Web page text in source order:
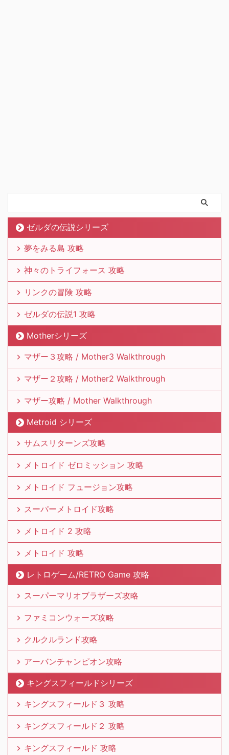
ゼルダの伝説シリーズ
夢をみる島 攻略
神々のトライフォース 攻略
リンクの冒険 攻略
ゼルダの伝説1 攻略
Motherシリーズ
マザー３攻略 / Mother3 Walkthrough
マザー２攻略 / Mother2 Walkthrough
マザー攻略 / Mother Walkthrough
Metroid シリーズ
サムスリターンズ攻略
メトロイド ゼロミッション 攻略
メトロイド フュージョン攻略
スーパーメトロイド攻略
メトロイド 2 攻略
メトロイド 攻略
レトロゲーム/RETRO Game 攻略
スーパーマリオブラザーズ攻略
ファミコンウォーズ攻略
クルクルランド攻略
アーバンチャンピオン攻略
キングスフィールドシリーズ
キングスフィールド３ 攻略
キングスフィールド２ 攻略
キングスフィールド 攻略